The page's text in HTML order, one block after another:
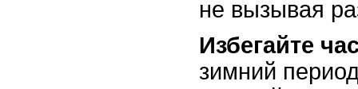
не вызывая
Избегайте
зимний